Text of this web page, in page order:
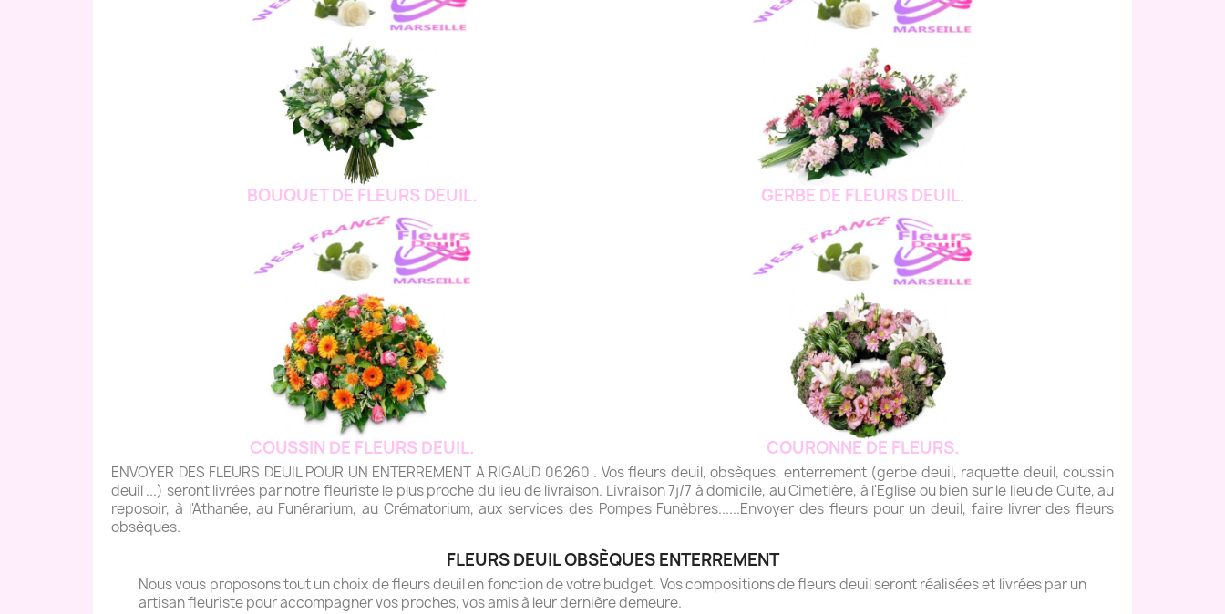
BOUQUET DE FLEURS DEUIL. GERBE DE FLEURS DEUIL.
COUSSIN DE FLEURS DEUIL. COURONNE DE FLEURS.
ENVOYER DES FLEURS DEUIL POUR UN ENTERREMENT A RIGAUD 06260 . Vos fleurs deuil, obsèques, enterrement (gerbe deuil, raquette deuil, coussin
deuil ...) seront livrées par notre fleuriste le plus proche du lieu de livraison. Livraison 7j/7 à domicile, au Cimetière, à l'Eglise ou bien sur le lieu de Culte, au
reposoir, à l'Athanée, au Funérarium, au Crématorium, aux services des Pompes Funèbres......Envoyer des fleurs pour un deuil, faire livrer des fleurs
obsèques.
FLEURS DEUIL OBSÈQUES ENTERREMENT
Nous vous proposons tout un choix de fleurs deuil en fonction de votre budget. Vos compositions de fleurs deuil seront réalisées et livrées par un
artisan fleuriste pour accompagner vos proches, vos amis à leur dernière demeure.